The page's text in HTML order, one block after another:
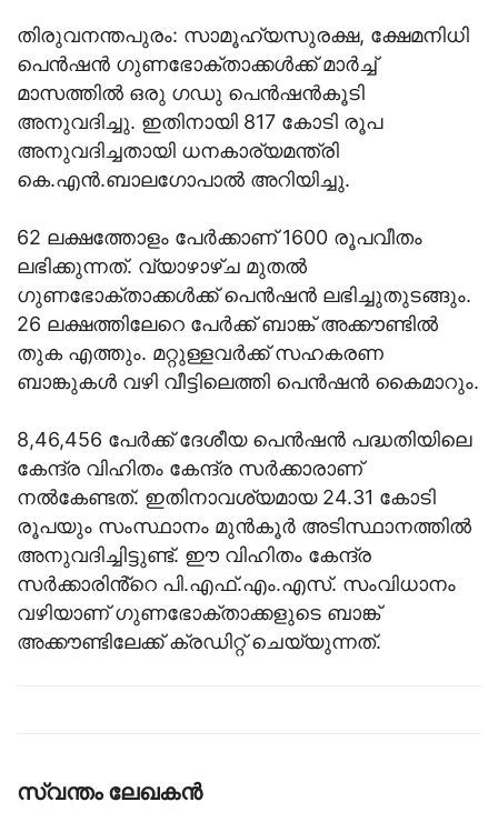
തിരുവനന്തപുരം: സാമൂഹ്യസുരക്ഷ, ക്ഷേമനിധി
പെൻഷൻ ഗുണഭോക്താക്കൾക്ക്‌ മാർച്ച്‌
മാസത്തിൽ ഒരു ഗഡു പെൻഷൻകൂടി
അനുവദിച്ചു. ഇതിനായി 817 കോടി രൂപ
അനുവദിച്ചതായി ധനകാര്യമന്ത്രി
കെ.എൻ.ബാലഗോപാൽ അറിയിച്ചു.
62 ലക്ഷത്തോളം പേർക്കാണ്‌ 1600 രൂപവീതം
ലഭിക്കുന്നത്‌. വ്യാഴാഴ്‌ച മുതൽ
ഗുണഭോക്താക്കൾക്ക്‌ പെൻഷൻ ലഭിച്ചുതുടങ്ങും.
26 ലക്ഷത്തിലേറെ പേർക്ക്‌ ബാങ്ക്‌ അക്കൗണ്ടിൽ
തുക എത്തും. മറ്റുള്ളവർക്ക്‌ സഹകരണ
ബാങ്കുകൾ വഴി വീട്ടിലെത്തി പെൻഷൻ കൈമാറും.
8,46,456 പേർക്ക്‌ ദേശീയ പെൻഷൻ പദ്ധതിയിലെ
കേന്ദ്ര വിഹിതം കേന്ദ്ര സർക്കാരാണ്‌
നൽകേണ്ടത്‌. ഇതിനാവശ്യമായ 24.31 കോടി
രൂപയും സംസ്ഥാനം മുൻകൂർ അടിസ്ഥാനത്തിൽ
അനുവദിച്ചിട്ടുണ്ട്‌. ഈ വിഹിതം കേന്ദ്ര
സർക്കാരിൻ്റെ പി.എഫ്‌.എം.എസ്‌. സംവിധാനം
വഴിയാണ്‌ ഗുണഭോക്താക്കളുടെ ബാങ്ക്‌
അക്കൗണ്ടിലേക്ക്‌ ക്രഡിറ്റ്‌ ചെയ്യുന്നത്‌.
സ്വന്തം ലേഖകന്‍